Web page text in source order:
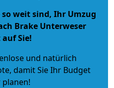
weit sind, Ihr Umzug
Brake Unterweser
Sie!
und natürlich
, damit Sie Ihr Budget
planen!